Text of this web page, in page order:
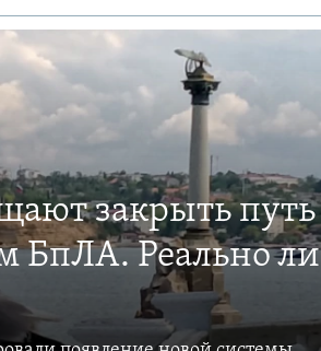
закрыть путь
БпЛА. Реально ли